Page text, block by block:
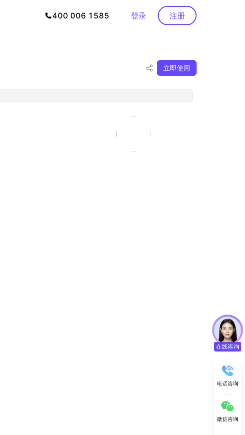
400 006 1585 登录 注册
立即使用
在线咨询
电话咨询
微信咨询